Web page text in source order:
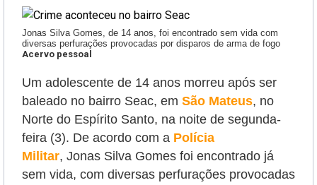
Jonas Silva Gomes, de 14 anos, foi encontrado sem vida com
diversas perfurações provocadas por disparos de arma de fogo
Acervo pessoal
Um adolescente de 14 anos morreu após ser
baleado no bairro Seac, em São Mateus, no
Norte do Espírito Santo, na noite de segunda-
feira (3). De acordo com a Polícia
Militar, Jonas Silva Gomes foi encontrado já
sem vida, com diversas perfurações provocadas